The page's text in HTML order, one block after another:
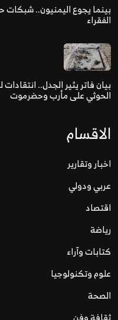
بينما يجوع اليمنيون.. شبكات
الفقراء
بيان فاتر يثير الجدل..
الحوثي على مأرب وحضرموت
الاقسام
اخبار وتقارير
عربي ودولي
اقتصاد
رياضة
كتابات وآراء
علوم وتكنولوجيا
الصحة